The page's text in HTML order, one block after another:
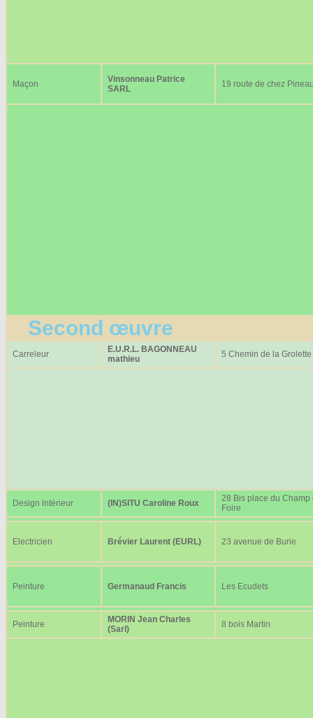
Maçon
Vinsonneau Patrice
SARL
19 route de chez
Second œuvre
Carreleur
E.U.R.L. BAGONNEAU
mathieu
5 Chemin de la Grolette
Design intérieur (IN)SITU Caroline Roux
28 Bis place du Champ
Foire
Electricien Brévier Laurent (EURL) 23 avenue de Burie
Peinture Germanaud Francis Les Ecudets
Peinture
MORIN Jean Charles
(Sarl)
8 bois Martin